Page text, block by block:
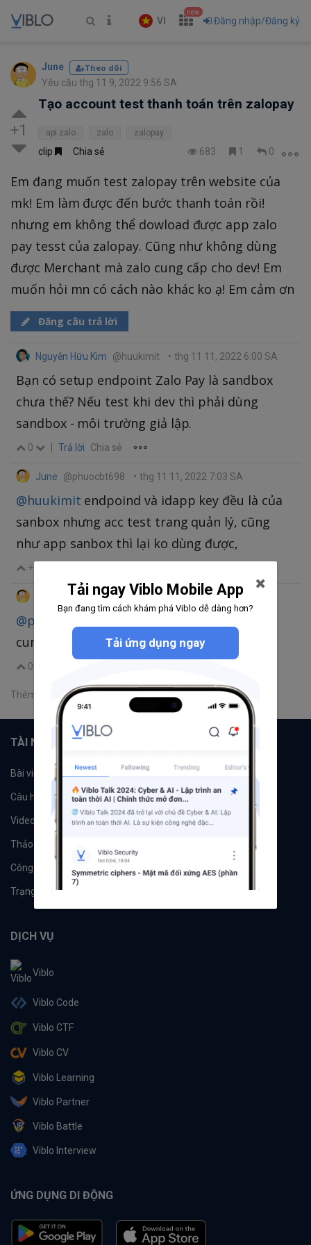
VI
new
Đăng nhập/Đăng ký
June Theo dõi
Yêu cầu thg 11 9, 2022 9:56 SA
+1
Tạo account test thanh toán trên zalopay
api zalo zalo zalopay
clip Chia sẻ 683 1 0
Em đang muốn test zalopay trên website của
mk! Em làm được đến bước thanh toán rồi!
nhưng em không thể dowload được app zalo
pay tesst của zalopay. Cũng như không dùng
được Merchant mà zalo cung cấp cho dev! Em
muốn hỏi mn có cách nào khác ko ạ! Em cảm ơn
Đăng câu trả lời
Nguyễn Hữu Kim @huukimit • thg 11 11, 2022 6:00 SA
Bạn có setup endpoint Zalo Pay là sandbox
chưa thế? Nếu test khi dev thì phải dùng
sandbox - môi trường giả lập.
0 Trả lời Chia sẻ
June @phuocbt698 • thg 11 11, 2022 7:03 SA
@huukimit endpoind và idapp key đều là của
sanbox nhưng acc test trang quản lý, cũng
như app sanbox thì lại ko dùng được,
+1
@phuocbt698 • thg 11 11, 2022 7:09 SA
@phuocbt698
cung cấp bên mục FAQ
0
Thêm một bình luận
TÀI NGUYÊN
Bài viết Tổ chức
Câu hỏi Tags
Videos Tác giả
Thảo luận
Công cụ Machine Learning
Trạng thái hệ thống
DỊCH VỤ
Viblo
Viblo Code
Viblo CTF
Viblo CV
Viblo Learning
Viblo Partner
Viblo Battle
Viblo Interview
ỨNG DỤNG DI ĐỘNG
Tải ngay Viblo Mobile App
Bạn đang tìm cách khám phá Viblo dễ dàng hơn?
Tải ứng dụng ngay